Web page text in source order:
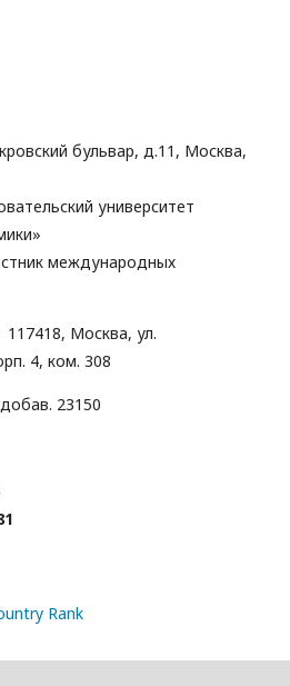
бульвар, д.11, Москва,
университет
международных
117418, Москва, ул.
4, ком. 308
23150